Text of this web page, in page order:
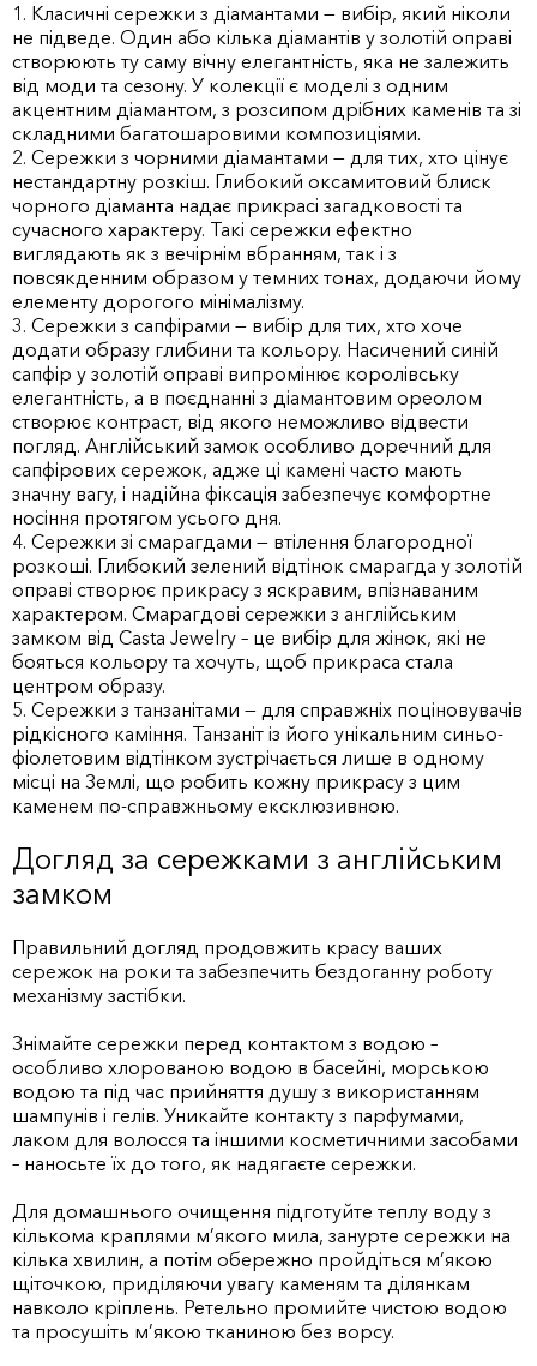
1. Класичні сережки з діамантами — вибір, який ніколи
не підведе. Один або кілька діамантів у золотій оправі
створюють ту саму вічну елегантність, яка не залежить
від моди та сезону. У колекції є моделі з одним
акцентним діамантом, з розсипом дрібних каменів та зі
складними багатошаровими композиціями.
2. Сережки з чорними діамантами — для тих, хто цінує
нестандартну розкіш. Глибокий оксамитовий блиск
чорного діаманта надає прикрасі загадковості та
сучасного характеру. Такі сережки ефектно
виглядають як з вечірнім вбранням, так і з
повсякденним образом у темних тонах, додаючи йому
елементу дорогого мінімалізму.
3. Сережки з сапфірами — вибір для тих, хто хоче
додати образу глибини та кольору. Насичений синій
сапфір у золотій оправі випромінює королівську
елегантність, а в поєднанні з діамантовим ореолом
створює контраст, від якого неможливо відвести
погляд. Англійський замок особливо доречний для
сапфірових сережок, адже ці камені часто мають
значну вагу, і надійна фіксація забезпечує комфортне
носіння протягом усього дня.
4. Сережки зі смарагдами — втілення благородної
розкоші. Глибокий зелений відтінок смарагда у золотій
оправі створює прикрасу з яскравим, впізнаваним
характером. Смарагдові сережки з англійським
замком від Casta Jewelry – це вибір для жінок, які не
бояться кольору та хочуть, щоб прикраса стала
центром образу.
5. Сережки з танзанітами — для справжніх поціновувачів
рідкісного каміння. Танзаніт із його унікальним синьо-
фіолетовим відтінком зустрічається лише в одному
місці на Землі, що робить кожну прикрасу з цим
каменем по-справжньому ексклюзивною.
Догляд за сережками з англійським
замком
Правильний догляд продовжить красу ваших
сережок на роки та забезпечить бездоганну роботу
механізму застібки.
Знімайте сережки перед контактом з водою –
особливо хлорованою водою в басейні, морською
водою та під час прийняття душу з використанням
шампунів і гелів. Уникайте контакту з парфумами,
лаком для волосся та іншими косметичними засобами
– наносьте їх до того, як надягаєте сережки.
Для домашнього очищення підготуйте теплу воду з
кількома краплями м’якого мила, занурте сережки на
кілька хвилин, а потім обережно пройдіться м’якою
щіточкою, приділяючи увагу каменям та ділянкам
навколо кріплень. Ретельно промийте чистою водою
та просушіть м’якою тканиною без ворсу.